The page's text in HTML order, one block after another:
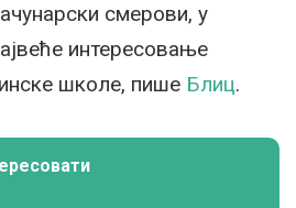
смерови, у
интересовање
школе, пише Блиц.